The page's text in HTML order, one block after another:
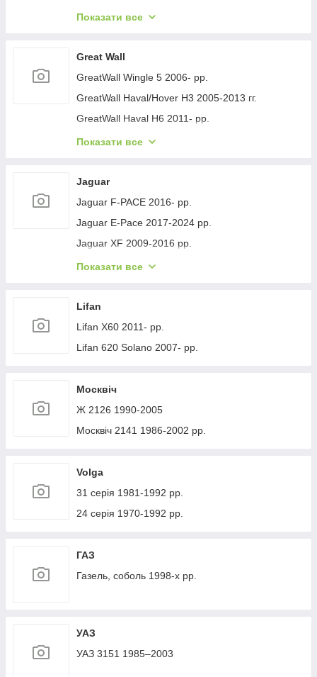
Geely GC-6 2014-2020 рр.
Geely Emgrand EC7 2009- рр.
Geely Emgrand X7 2011- рр.
Geely LC Cross 2008-2016 гг.
Geely MK 2006-2014 рр.
Geely MK Cross 2010-2016 рр.
Показати все
Great Wall
GreatWall Wingle 5 2006- рр.
GreatWall Haval/Hover H3 2005-2013 гг.
GreatWall Haval H6 2011- рр.
GreatWall Haval F7 2018-2024 рр.
Показати все
Jaguar
Jaguar F-PACE 2016- рр.
Jaguar E-Pace 2017-2024 рр.
Jaguar XF 2009-2016 рр.
Jaguar XF 2016- рр.
Jaguar XJ 2010-хв.
Показати все
Lifan
Lifan X60 2011- рр.
Lifan 620 Solano 2007- рр.
Москвіч
Ж 2126 1990-2005
Москвіч 2141 1986-2002 рр.
Volga
31 серія 1981-1992 рр.
24 серія 1970-1992 рр.
ГАЗ
Газель, соболь 1998-х рр.
УАЗ
УАЗ 3151 1985–2003